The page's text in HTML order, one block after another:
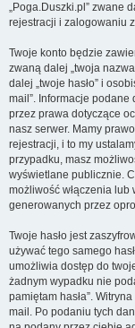
„Poga.Duszki.pl” zwane
rejestracji i zalogowaniu
Twoje konto będzie
zwaną dalej „twoja
dalej „twoje hasło” i
mail”. Informacje podane
przez prawa dotyczące
nasz serwer. Mamy
rejestracji, i to my
przypadku, masz
wyświetlane publicznie.
możliwość włączenia lub
generowanych przez
Twoje hasło jest
używać tego samego
umożliwia dostęp do
żadnym wypadku nie
pamiętam hasła”.
mail. Po podaniu tych